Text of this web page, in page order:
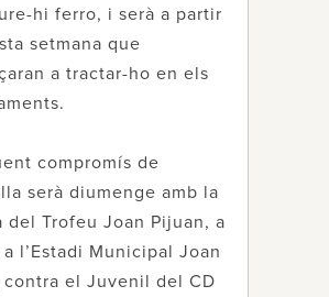
hi ferro, i serà a partir
setmana que
a tractar-ho en els
compromís de
serà diumenge amb la
del Trofeu Joan Pijuan, a
a l’Estadi Municipal Joan
contra el Juvenil del CD